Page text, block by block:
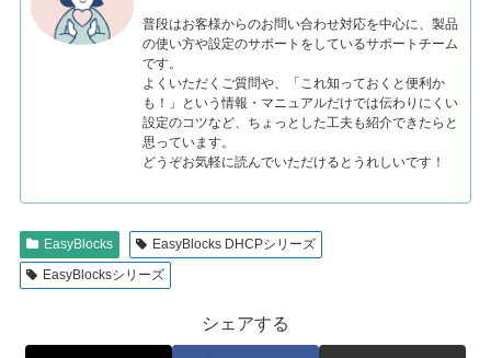
普段はお客様からのお問い合わせ対応を中心に、製品
の使い方や設定のサポートをしているサポートチーム
です。
よくいただくご質問や、「これ知っておくと便利か
も！」という情報・マニュアルだけでは伝わりにくい
設定のコツなど、ちょっとした工夫も紹介できたらと
思っています。
どうぞお気軽に読んでいただけるとうれしいです！
EasyBlocks
EasyBlocks DHCPシリーズ
EasyBlocksシリーズ
シェアする